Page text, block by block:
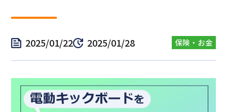
2025/01/22 2025/01/28 保険・お金